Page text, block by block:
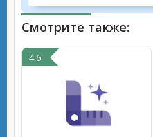
Смотрите также:
4.6